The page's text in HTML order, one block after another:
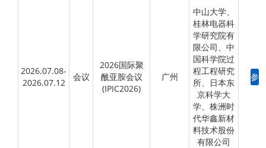
2026.07.08-
2026.07.12
会议
2026国际聚
酰亚胺会议
(IPIC2026)
广州
中山大学、
桂林电器科
学研究院有
限公司、中
国科学院过
程工程研究
所、日本东
京科学大
学、株洲时
代华鑫新材
料技术股份
有限公司
参